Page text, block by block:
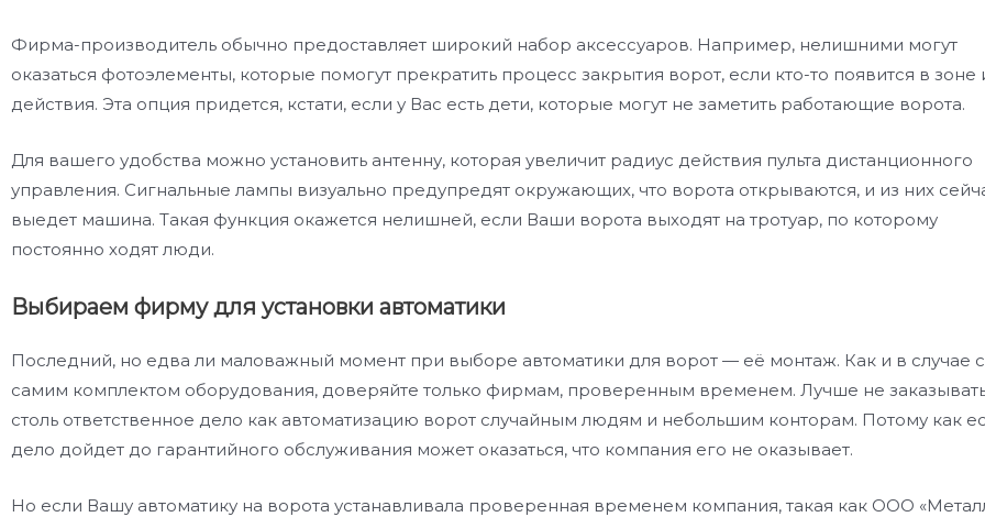
Фирма-производитель обычно предоставляет широкий набор аксессуаров. Например, нелишними могут
оказаться фотоэлементы, которые помогут прекратить процесс закрытия ворот, если кто-то появится в зоне
действия. Эта опция придется, кстати, если у Вас есть дети, которые могут не заметить работающие ворота.
Для вашего удобства можно установить антенну, которая увеличит радиус действия пульта дистанционного
управления. Сигнальные лампы визуально предупредят окружающих, что ворота открываются, и из них
выедет машина. Такая функция окажется нелишней, если Ваши ворота выходят на тротуар, по которому
постоянно ходят люди.
Выбираем фирму для установки автоматики
Последний, но едва ли маловажный момент при выборе автоматики для ворот — её монтаж. Как и в случае с
самим комплектом оборудования, доверяйте только фирмам, проверенным временем. Лучше не
столь ответственное дело как автоматизацию ворот случайным людям и небольшим конторам. Потому как
дело дойдет до гарантийного обслуживания может оказаться, что компания его не оказывает.
Но если Вашу автоматику на ворота устанавливала проверенная временем компания, такая как ООО